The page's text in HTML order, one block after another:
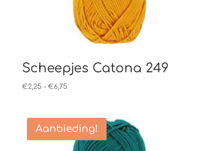
Scheepjes Catona 249
€2,25 - €6,75Prijsklasse:
€6,75
Aanbieding!